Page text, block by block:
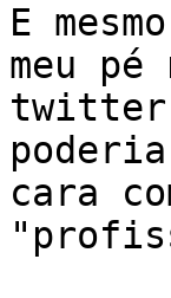
E
meu pé
cara